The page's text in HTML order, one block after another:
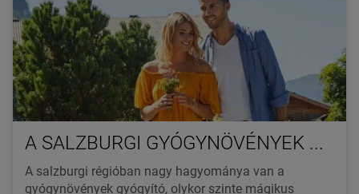
A SALZBURGI GYÓGYNÖVÉNYEK ...
A salzburgi régióban nagy hagyománya van a
gyógynövények gyógyító, olykor szinte mágikus